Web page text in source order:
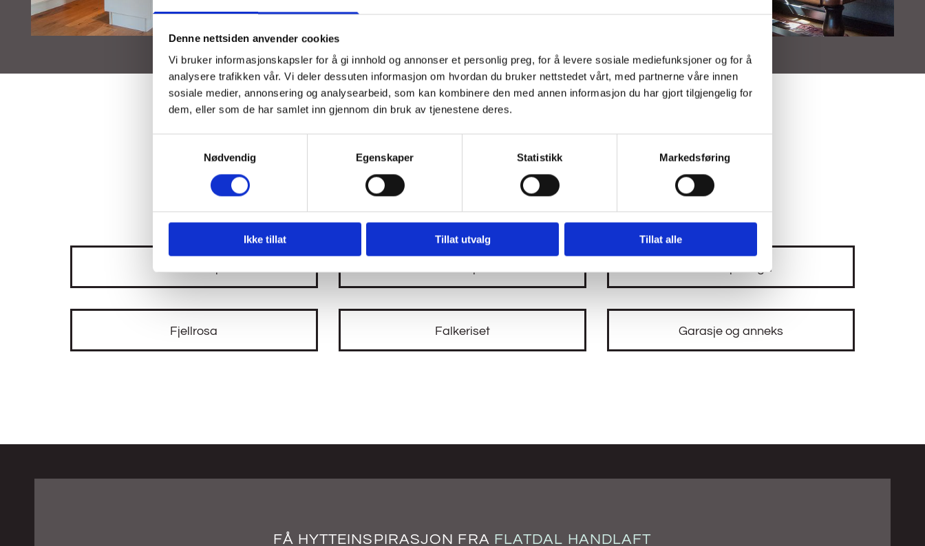
Denne nettsiden anvender cookies
Vi bruker informasjonskapsler for å gi innhold og annonser et personlig preg, for å levere sosiale mediefunksjoner og for å
analysere trafikken vår. Vi deler dessuten informasjon om hvordan du bruker nettstedet vårt, med partnerne våre innen
sosiale medier, annonsering og analysearbeid, som kan kombinere den med annen informasjon du har gjort tilgjengelig for
dem, eller som de har samlet inn gjennom din bruk av tjenestene deres.
Nødvendig
Egenskaper Statistikk Markedsføring
Ikke tillat Tillat utvalg Tillat alle
Se våre andre hytter
Vehuskjerringa
Fjellrosa Falkeriset Garasje og anneks
FÅ HYTTEINSPIRASJON FRA FLATDAL HANDLAFT